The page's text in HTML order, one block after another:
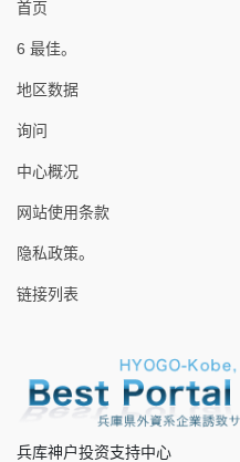
首页
6 最佳。
地区数据
询问
中心概况
网站使用条款
隐私政策。
链接列表
兵库神户投资支持中心